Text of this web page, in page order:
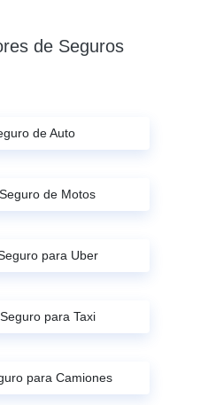
de Seguros
de Auto
de Motos
para Uber
para Taxi
para Camiones